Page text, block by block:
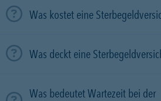
Was kostet eine
Was deckt eine
Was bedeutet Wartezeit bei der